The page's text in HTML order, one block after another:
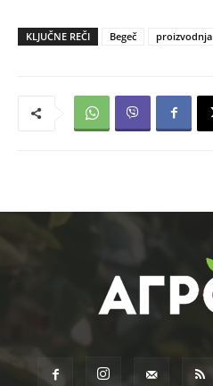
KLJUČNE REČI Begeč proizvodnja